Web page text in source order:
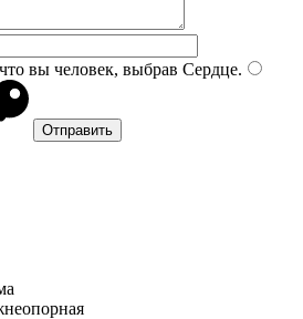
вы человек, выбрав Сердце.